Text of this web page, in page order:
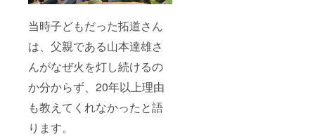
当時子どもだった拓道さん
は、父親である山本達雄さ
んがなぜ火を灯し続けるの
か分からず、20年以上理由
も教えてくれなかったと語
ります。